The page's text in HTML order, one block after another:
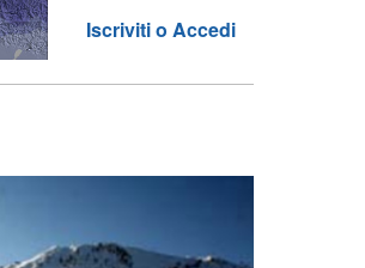
Iscriviti o Accedi